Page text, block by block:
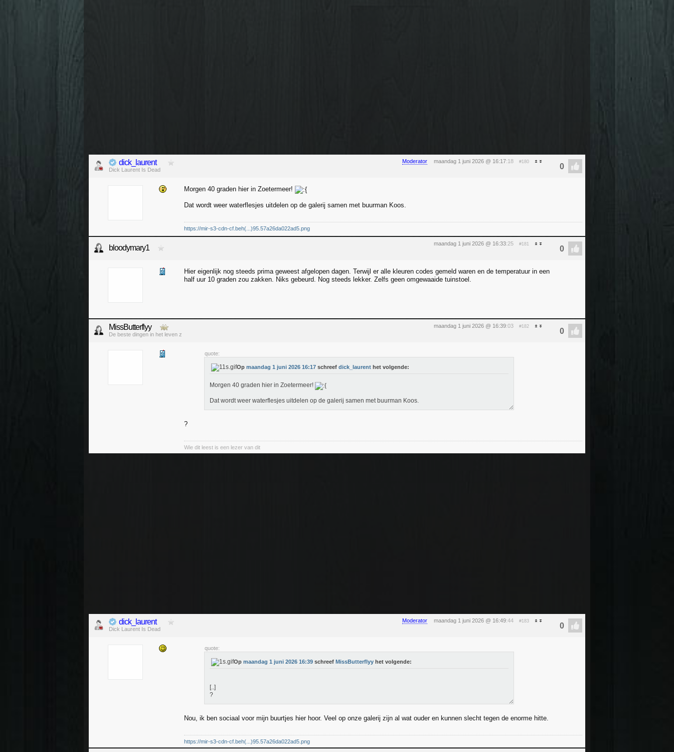
Moderator maandag 1 juni 2026 @ 16:17:18 #180
dick_laurent
Dick Laurent Is Dead
Morgen 40 graden hier in Zoetermeer!
Dat wordt weer waterflesjes uitdelen op de galerij samen met buurman Koos.
https://mir-s3-cdn-cf.beh(...)95.57a26da022ad5.png
maandag 1 juni 2026 @ 16:33:25 #181
bloodymary1
Hier eigenlijk nog steeds prima geweest afgelopen dagen. Terwijl er alle kleuren codes gemeld waren en de temperatuur in een
half uur 10 graden zou zakken. Niks gebeurd. Nog steeds lekker. Zelfs geen omgewaaide tuinstoel.
maandag 1 juni 2026 @ 16:39:03 #182
MissButterflyy
De beste dingen in het leven z
quote:
Op maandag 1 juni 2026 16:17 schreef dick_laurent het volgende:
Morgen 40 graden hier in Zoetermeer!
Dat wordt weer waterflesjes uitdelen op de galerij samen met buurman Koos.
?
Wie dit leest is een lezer van dit
Moderator maandag 1 juni 2026 @ 16:49:44 #183
dick_laurent
Dick Laurent Is Dead
quote:
Op maandag 1 juni 2026 16:39 schreef MissButterflyy het volgende:
[..]
?
Nou, ik ben sociaal voor mijn buurtjes hier hoor. Veel op onze galerij zijn al wat ouder en kunnen slecht tegen de enorme hitte.
https://mir-s3-cdn-cf.beh(...)95.57a26da022ad5.png